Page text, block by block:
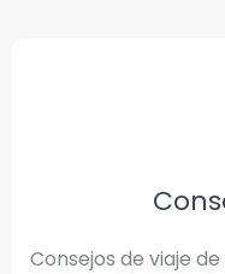
Consejos de viaje